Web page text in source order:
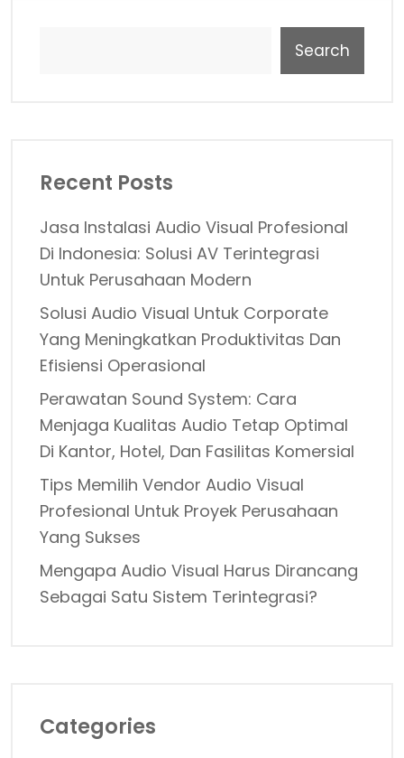
Search
Recent Posts
Jasa Instalasi Audio Visual Profesional
Di Indonesia: Solusi AV Terintegrasi
Untuk Perusahaan Modern
Solusi Audio Visual Untuk Corporate
Yang Meningkatkan Produktivitas Dan
Efisiensi Operasional
Perawatan Sound System: Cara
Menjaga Kualitas Audio Tetap Optimal
Di Kantor, Hotel, Dan Fasilitas Komersial
Tips Memilih Vendor Audio Visual
Profesional Untuk Proyek Perusahaan
Yang Sukses
Mengapa Audio Visual Harus Dirancang
Sebagai Satu Sistem Terintegrasi?
Categories